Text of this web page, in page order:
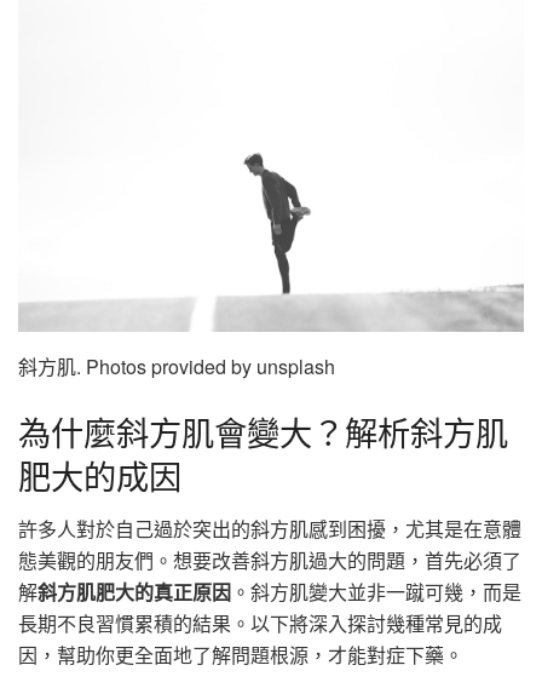
斜方肌. Photos provided by unsplash
為什麼斜方肌會變大？解析斜方肌
肥大的成因
許多人對於自己過於突出的斜方肌感到困擾，尤其是在意體
態美觀的朋友們。想要改善斜方肌過大的問題，首先必須了
解斜方肌肥大的真正原因 。斜方肌變大並非一蹴可幾，而是
長期不良習慣累積的結果。以下將深入探討幾種常見的成
因，幫助你更全面地了解問題根源，才能對症下藥。